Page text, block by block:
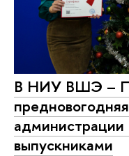
В НИУ ВШЭ –
администрации
выпускниками